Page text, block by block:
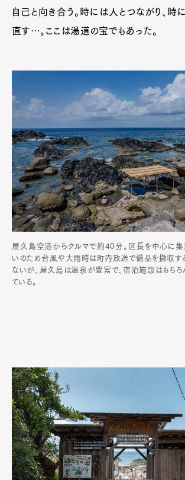
自己と向き合う。時には人とつながり、時
直す…。ここは湯道の宝でもあった。
屋久島空港からクルマで約40分。区長を中心に
いのため台風や大雨時は町内放送で備品を撤収す
ないが、屋久島は温泉が豊富で、宿泊施設はもち
ている。